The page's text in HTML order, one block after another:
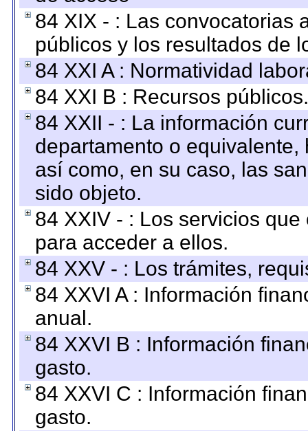
84 XIX - : Las convocatorias
públicos y los resultados de
84 XXI A : Normatividad
84 XXI B : Recursos públicos.
84 XXII - : La información
departamento o
así como, en su caso, las
sido objeto.
84 XXIV - : Los servicios
para acceder a ellos.
84 XXV - : Los trámites,
84 XXVI A : Información
anual.
84 XXVI B : Información
gasto.
84 XXVI C : Información
gasto.